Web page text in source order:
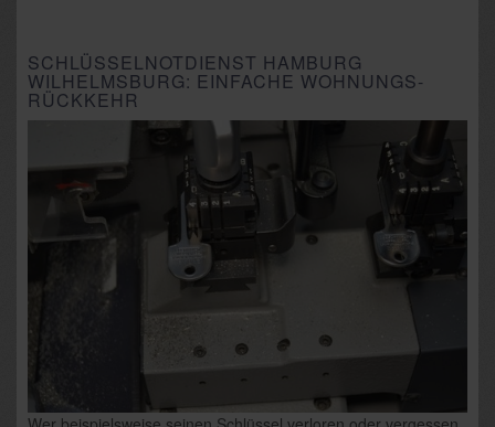
SCHLÜSSELNOTDIENST HAMBURG
WILHELMSBURG: EINFACHE WOHNUNGS-
RÜCKKEHR